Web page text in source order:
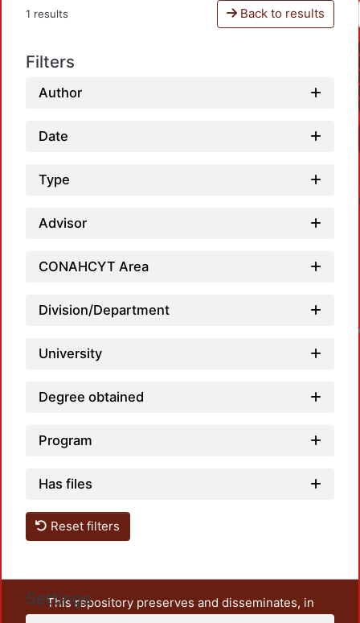
1 results Back to results
Filters
Author
Date
Type
Advisor
CONAHCYT Area
Division/Department
University
Degree obtained
Program
Has files
Reset filters
Settings
This repository preserves and disseminates, in